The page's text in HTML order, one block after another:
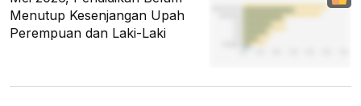
Menutup Kesenjangan Upah
Perempuan dan Laki-Laki